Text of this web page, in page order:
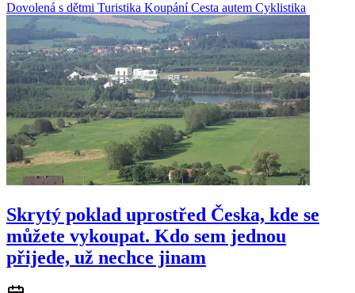
Dovolená s dětmi Turistika Koupání Cesta autem Cyklistika
Skrytý poklad uprostřed Česka, kde se
můžete vykoupat. Kdo sem jednou
přijede, už nechce jinam